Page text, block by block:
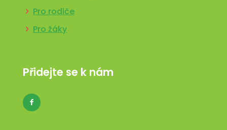
Pro rodiče
Pro žáky
Přidejte se k nám